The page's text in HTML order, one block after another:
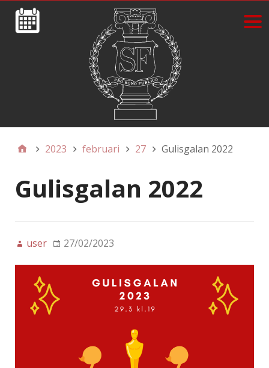
2023 februari 27 Gulisgalan 2022
Gulisgalan 2022
user 27/02/2023